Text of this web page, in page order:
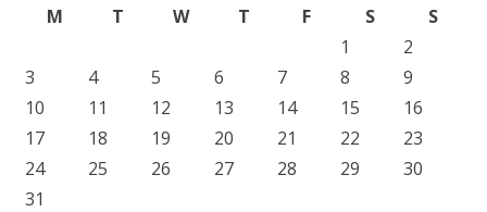
M
T W T F S
S
1
2
3
4 5 6 7 8
9
10
11 12 13 14 15
16
17
18 19 20 21 22
23
24
25 26 27 28 29
30
31